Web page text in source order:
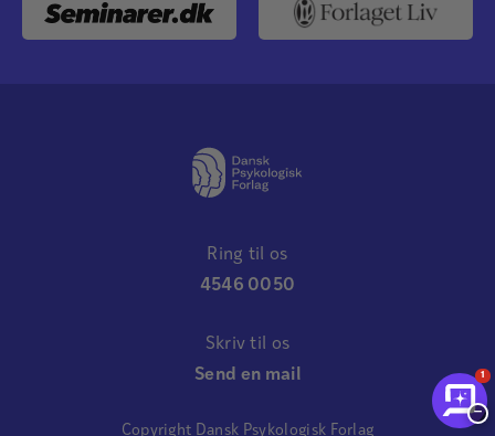
Ring til os
4546 0050
Skriv til os
Send en mail
Copyright Dansk Psykologisk Forlag
1
−